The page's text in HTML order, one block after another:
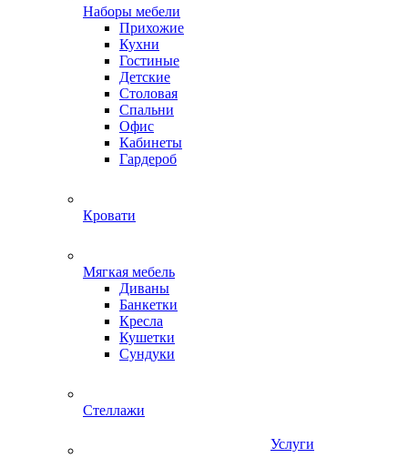
Наборы мебели
Прихожие
Кухни
Гостиные
Детские
Столовая
Спальни
Офис
Кабинеты
Гардероб
Кровати
Мягкая мебель
Диваны
Банкетки
Кресла
Кушетки
Сундуки
Стеллажи
Услуги